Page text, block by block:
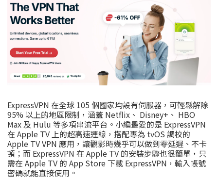
ExpressVPN 在全球 105 個國家均設有伺服器，可輕鬆解除
95% 以上的地區限制，涵蓋 Netflix、 Disney+、 HBO
Max 及 Hulu 等多項串流平台。小編最愛的是 ExpressVPN
在 Apple TV 上的超高速連線，搭配專為 tvOS 調校的
Apple TV VPN 應用，讓觀影時幾乎可以做到零延遲、不卡
頓；而 ExpressVPN 在 Apple TV 的安裝步驟也很簡單，只
需在 Apple TV 的 App Store 下載 ExpressVPN，輸入帳號
密碼就能直接使用。